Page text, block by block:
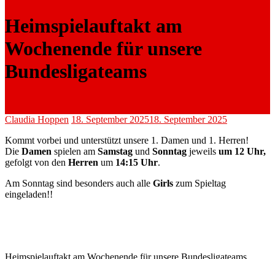
Heimspielauftakt am
Wochenende für unsere
Bundesligateams
Claudia Hoppen 18. September 202518. September 2025
Kommt vorbei und unterstützt unsere 1. Damen und 1. Herren!
Die Damen spielen am Samstag und Sonntag jeweils um 12 Uhr,
gefolgt von den Herren um 14:15 Uhr.
Am Sonntag sind besonders auch alle Girls zum Spieltag
eingeladen!!